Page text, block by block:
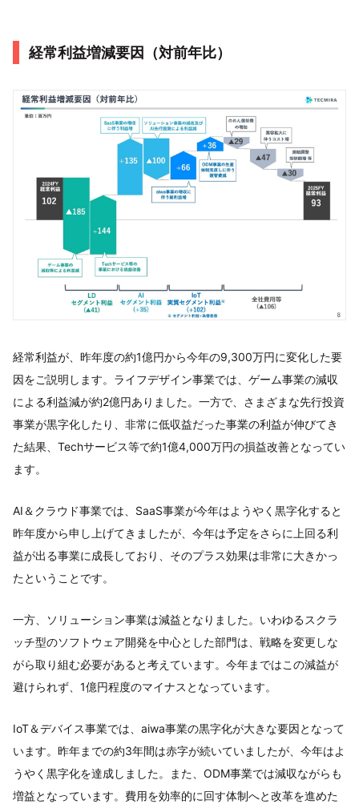
経常利益増減要因（対前年比）
経常利益が、昨年度の約1億円から今年の9,300万円に変化した要
因をご説明します。ライフデザイン事業では、ゲーム事業の減収
による利益減が約2億円ありました。一方で、さまざまな先行投資
事業が黒字化したり、非常に低収益だった事業の利益が伸びてき
た結果、Techサービス等で約1億4,000万円の損益改善となってい
ます。
AI＆クラウド事業では、SaaS事業が今年はようやく黒字化すると
昨年度から申し上げてきましたが、今年は予定をさらに上回る利
益が出る事業に成長しており、そのプラス効果は非常に大きかっ
たということです。
一方、ソリューション事業は減益となりました。いわゆるスクラ
ッチ型のソフトウェア開発を中心とした部門は、戦略を変更しな
がら取り組む必要があると考えています。今年まではこの減益が
避けられず、1億円程度のマイナスとなっています。
IoT＆デバイス事業では、aiwa事業の黒字化が大きな要因となって
います。昨年までの約3年間は赤字が続いていましたが、今年はよ
うやく黒字化を達成しました。また、ODM事業では減収ながらも
増益となっています。費用を効率的に回す体制へと改革を進めた